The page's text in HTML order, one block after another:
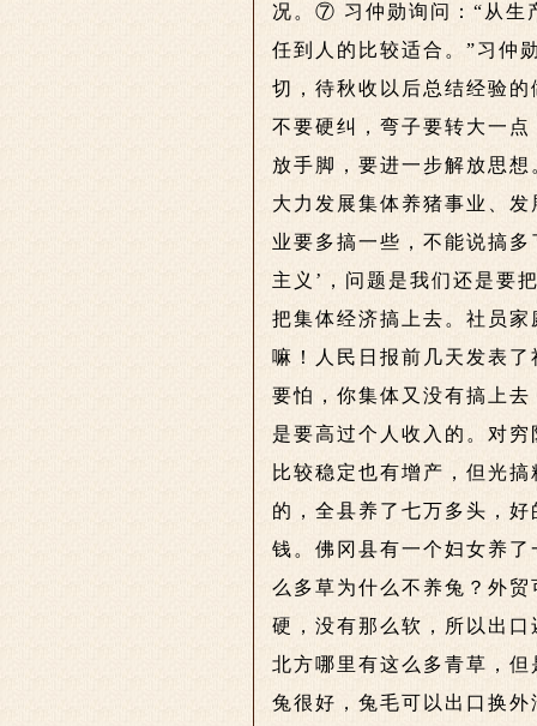
况。⑦ 习仲勋询问：“从生
任到人的比较适合。”习仲
切，待秋收以后总结经验
不要硬纠，弯子要转大一
放手脚，要进一步解放思
大力发展集体养猪事业、
业要多搞一些，不能说搞
主义’，问题是我们还是要
把集体经济搞上去。社员
嘛！人民日报前几天发表
要怕，你集体又没有搞上
是要高过个人收入的。对
比较稳定也有增产，但光
的，全县养了七万多头，
钱。佛冈县有一个妇女养
么多草为什么不养兔？外
硬，没有那么软，所以出
北方哪里有这么多青草，
兔很好，兔毛可以出口换